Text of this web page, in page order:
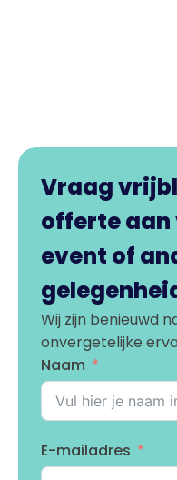
Vraag
offerte aan
event of
Wij zijn benieuwd
onvergetelijke
Naam
E-mailadres